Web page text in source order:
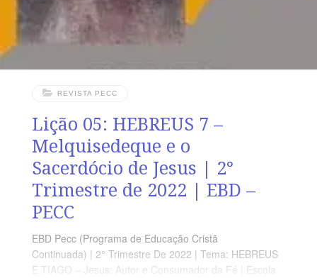
REVISTA PECC
Lição 05: HEBREUS 7 –
Melquisedeque e o
Sacerdócio de Jesus | 2°
Trimestre de 2022 | EBD –
PECC
EBD Pecc (Programa de Educação Cristã
Continuada) | 2° Trimestre De 2022 | Tema: HEBREUS
E TIAGO – Jesus: Autor e Consumador da Fé | Escola